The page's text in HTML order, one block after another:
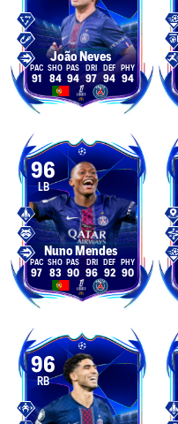
João Neves
91 84 94 97 94 94
96
LB
Nuno Mendes
97 83 90 96 92 90
96
RB